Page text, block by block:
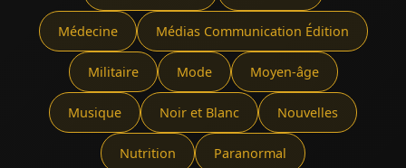
Médecine Médias Communication Édition
Militaire Mode Moyen-âge
Musique Noir et Blanc Nouvelles
Nutrition Paranormal